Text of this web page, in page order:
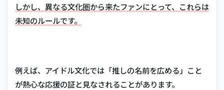
しかし、異なる文化圏から来たファンにとって、これらは
未知のルールです。
例えば、アイドル文化では「推しの名前を広める」こと
が熱心な応援の証と見なされることがあります。